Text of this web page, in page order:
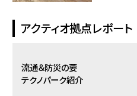
アクティオ拠点レポート
流通＆防災の要
テクノパーク紹介